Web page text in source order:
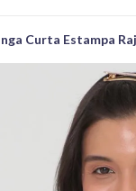
Curta Estampa